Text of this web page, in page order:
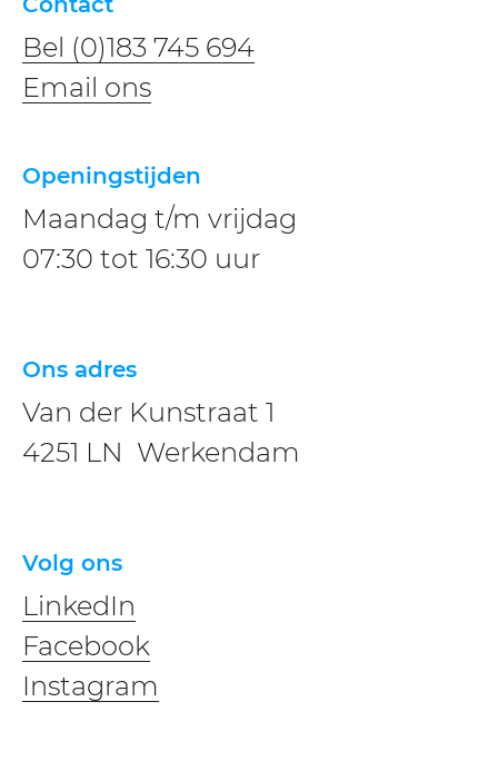
Ons adres
Van der Kunstraat 1
4251 LN Werkendam
Bel (0)183 745 694
​​Email ons
Openingstijden
Maandag t/m vrijdag
07:30 tot 16:30 uur
Volg ons
LinkedIn
Facebook
Instagram